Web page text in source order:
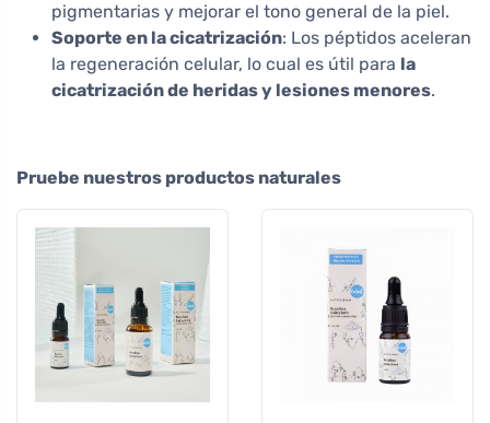
pigmentarias y mejorar el tono general de la piel.
Soporte en la cicatrización: Los péptidos aceleran
la regeneración celular, lo cual es útil para la
cicatrización de heridas y lesiones menores.
Pruebe nuestros productos naturales